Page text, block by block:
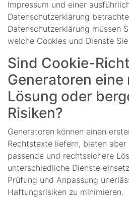
Impressum und einer
Datenschutzerklärung
Datenschutzerklärung müssen
welche Cookies und Dienste
Sind Cookie-
Generatoren
Lösung oder
Risiken?
Generatoren können einen
Rechtstexte liefern, bieten
passende und rechtssichere
unterschiedliche Dienste
Prüfung und Anpassung
Haftungsrisiken zu minimieren.